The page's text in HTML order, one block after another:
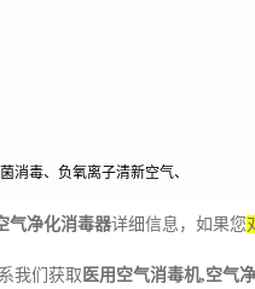
消毒、负氧离子清新空气、
气净化消毒器详细信息，如果您
我们获取 医用空气消毒机,空气